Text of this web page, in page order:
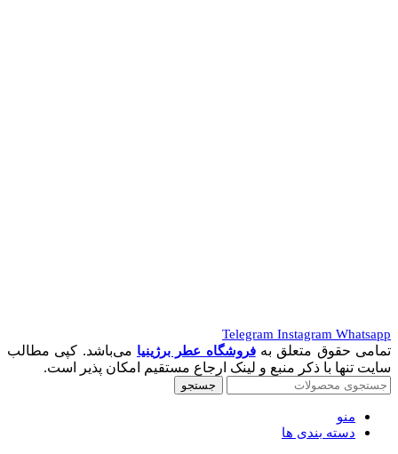
Telegram Instagram Whatsapp
تمامی حقوق متعلق بهفروشگاه عطر برژینیا می‌باشد. کپی مطالب
سایت تنها با ذکر منبع و لینک ارجاع مستقیم امکان پذیر است.
جستجو
منو
دسته بندی ها